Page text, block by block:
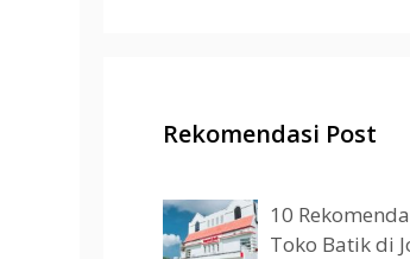
Rekomendasi Post
10
Toko Batik di